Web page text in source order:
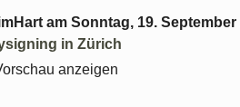
am Sonntag, 19. September
in Zürich
anzeigen